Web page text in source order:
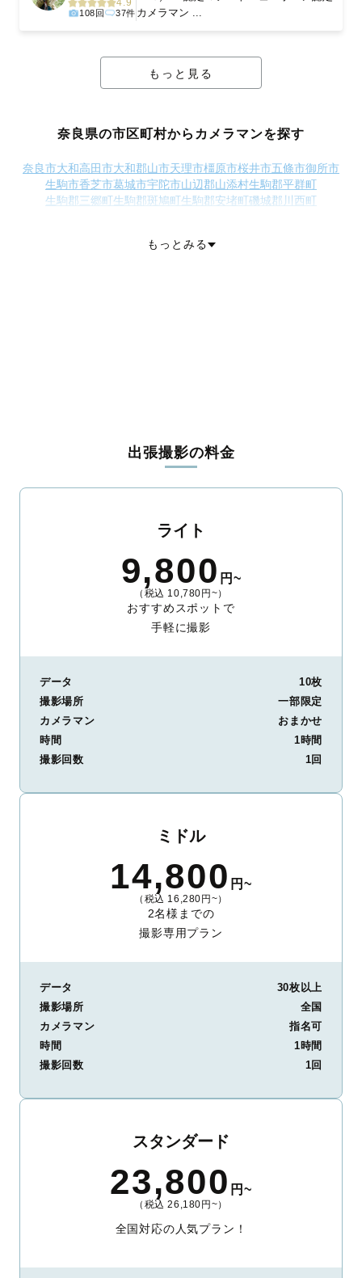
4.9
108回 37件 カメラマン ...
もっと見る
奈良県の市区町村からカメラマンを探す
奈良市大和高田市大和郡山市天理市橿原市桜井市五條市御所市
生駒市香芝市葛城市宇陀市山辺郡山添村生駒郡平群町
生駒郡三郷町生駒郡斑鳩町生駒郡安堵町磯城郡川西町
吉野郡吉野町吉野郡大淀町
もっとみる
出張撮影の料金
ライト
9,800 円~
（税込 10,780円~）
おすすめスポットで
手軽に撮影
データ
10枚
撮影場所
一部限定
カメラマン
おまかせ
時間
1時間
撮影回数
1回
ミドル
14,800 円~
（税込 16,280円~）
2名様までの
撮影専用プラン
データ
30枚以上
撮影場所
全国
カメラマン
指名可
時間
1時間
撮影回数
1回
スタンダード
23,800 円~
（税込 26,180円~）
全国対応の人気プラン！